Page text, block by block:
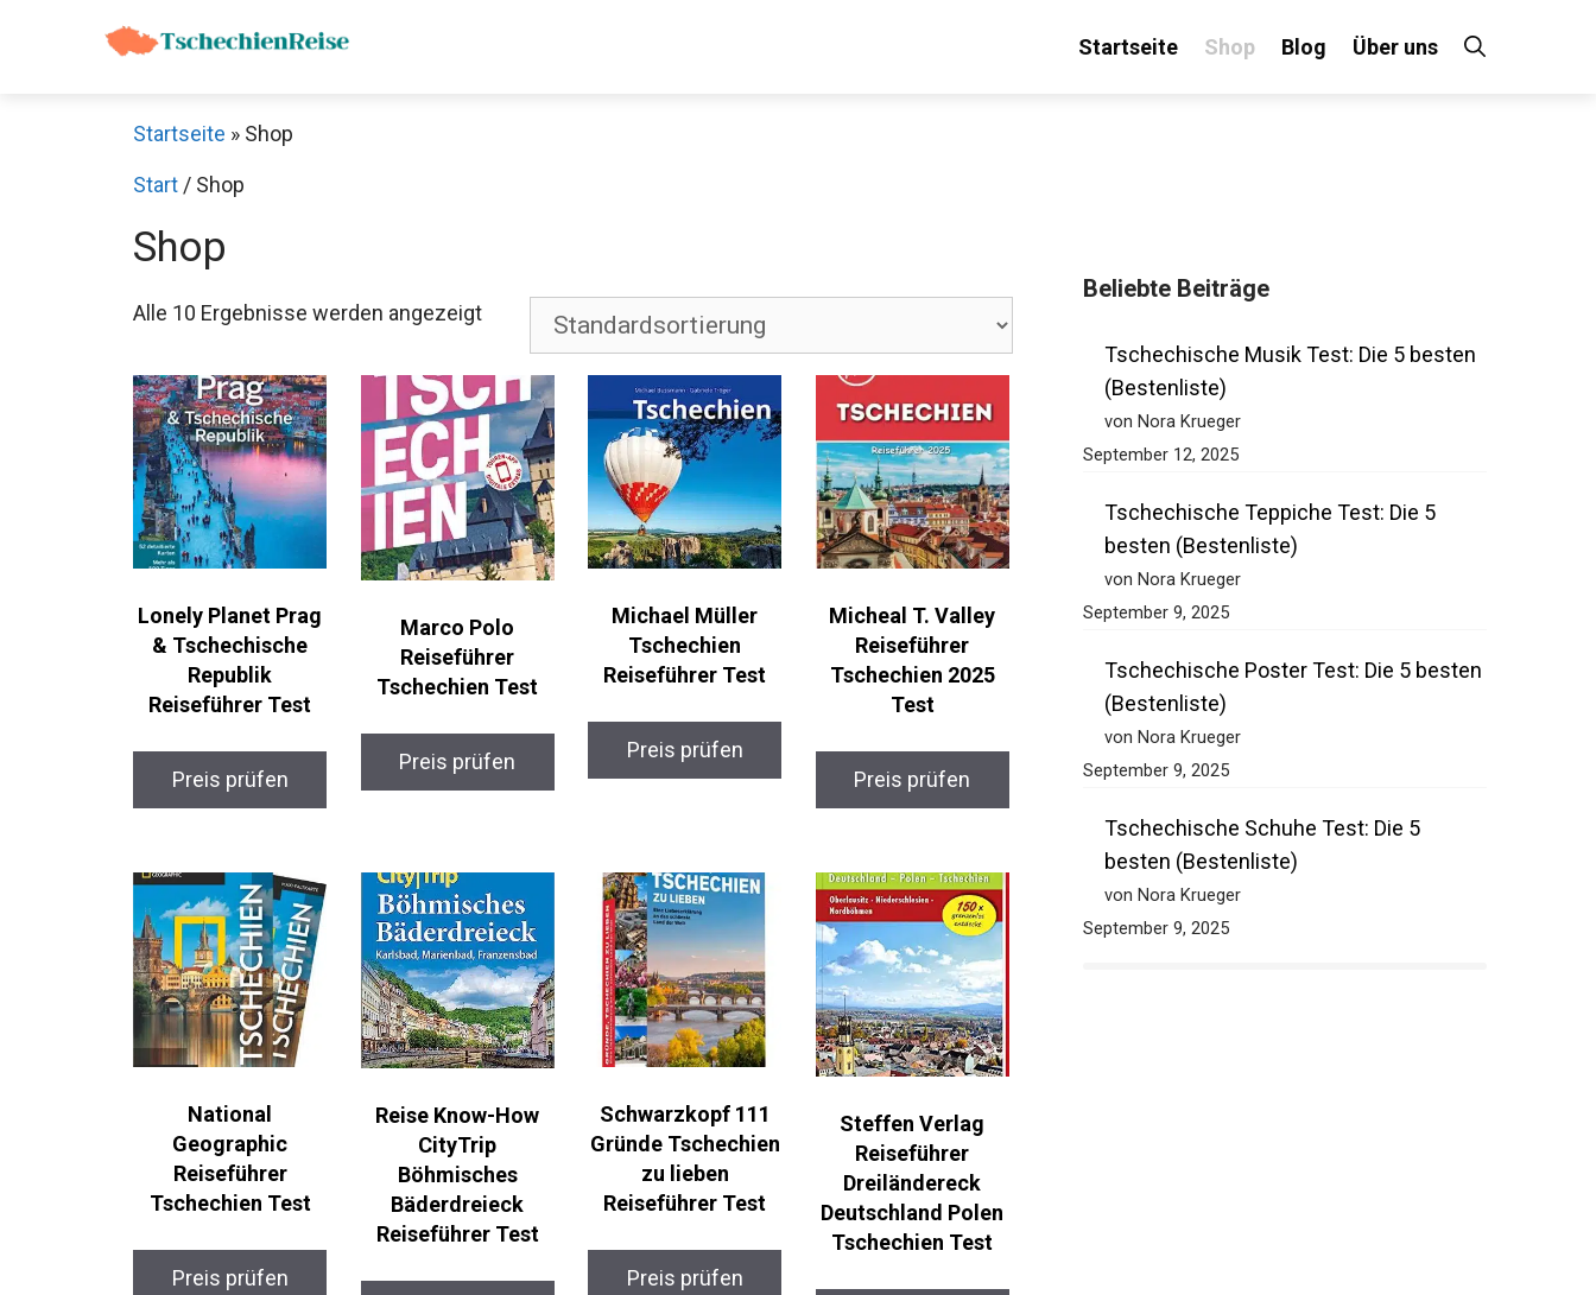
Startseite Shop Blog Über uns
Startseite » Shop
Start / Shop
Shop
Alle 10 Ergebnisse werden angezeigt
Lonely Planet Prag
& Tschechische
Republik
Reiseführer Test
Preis prüfen
Marco Polo
Reiseführer
Tschechien Test
Preis prüfen
Michael Müller
Tschechien
Reiseführer Test
Preis prüfen
Micheal T. Valley
Reiseführer
Tschechien 2025
Test
Preis prüfen
National
Geographic
Reiseführer
Tschechien Test
Preis prüfen
Reise Know-How
CityTrip
Böhmisches
Bäderdreieck
Reiseführer Test
Schwarzkopf 111
Gründe Tschechien
zu lieben
Reiseführer Test
Preis prüfen
Steffen Verlag
Reiseführer
Dreiländereck
Deutschland Polen
Tschechien Test
Beliebte Beiträge
Tschechische Musik Test: Die 5 besten
(Bestenliste)
von Nora Krueger
September 12, 2025
Tschechische Teppiche Test: Die 5
besten (Bestenliste)
von Nora Krueger
September 9, 2025
Tschechische Poster Test: Die 5 besten
(Bestenliste)
von Nora Krueger
September 9, 2025
Tschechische Schuhe Test: Die 5
besten (Bestenliste)
von Nora Krueger
September 9, 2025